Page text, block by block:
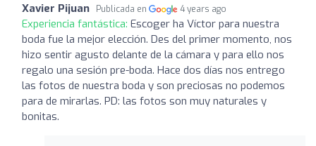
Xavier Pijuan Publicada en 4 years ago
Experiencia fantástica: Escoger ha Víctor para nuestra
boda fue la mejor elección. Des del primer momento, nos
hizo sentir agusto delante de la cámara y para ello nos
regalo una sesión pre-boda. Hace dos días nos entrego
las fotos de nuestra boda y son preciosas no podemos
para de mirarlas. PD: las fotos son muy naturales y
bonitas.